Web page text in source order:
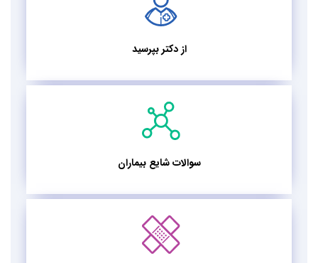
از دکتر بپرسید
سوالات شایع بیماران